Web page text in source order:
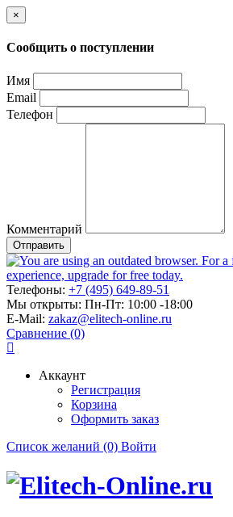
×
Сообщить о поступлении
Имя
Email
Телефон
Комментарий
Отправить
Телефоны: +7 (495) 649-89-51
Мы открыты: Пн-Пт: 10:00 -18:00
E-Mail: zakaz@elitech-online.ru
Сравнение (0)
Аккаунт
Регистрация
Корзина
Оформить заказ
Список желаний (0) Войти